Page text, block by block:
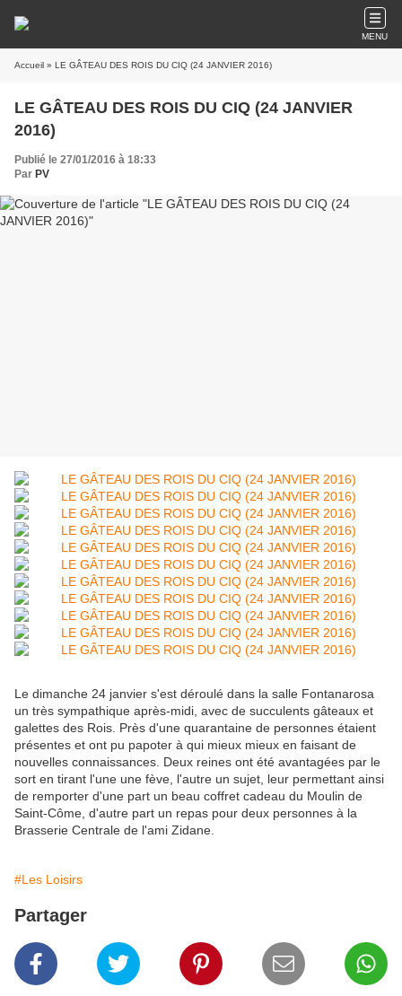
MENU
Accueil » LE GÂTEAU DES ROIS DU CIQ (24 JANVIER 2016)
LE GÂTEAU DES ROIS DU CIQ (24 JANVIER
2016)
Publié le 27/01/2016 à 18:33
Par PV
Le dimanche 24 janvier s'est déroulé dans la salle Fontanarosa
un très sympathique après-midi, avec de succulents gâteaux et
galettes des Rois. Près d'une quarantaine de personnes étaient
présentes et ont pu papoter à qui mieux mieux en faisant de
nouvelles connaissances. Deux reines ont été avantagées par le
sort en tirant l'une une fève, l'autre un sujet, leur permettant ainsi
de remporter d'une part un beau coffret cadeau du Moulin de
Saint-Côme, d'autre part un repas pour deux personnes à la
Brasserie Centrale de l'ami Zidane.
#Les Loisirs
Partager